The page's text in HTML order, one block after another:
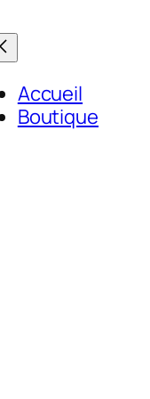
Accueil
Boutique